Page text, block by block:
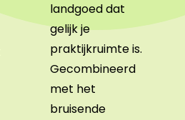
landgoed dat
gelijk je
praktijkruimte is.
Gecombineerd
met het
bruisende